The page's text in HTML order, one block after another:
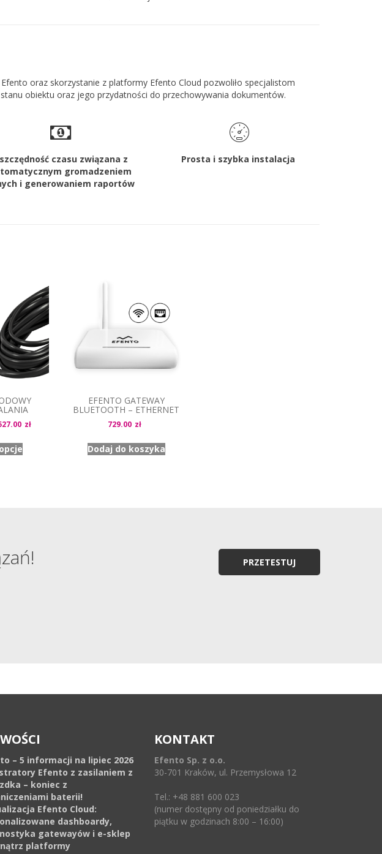
oraz skorzystanie z platformy Efento Cloud pozwoliło specjalistom
obiektu oraz jego przydatności do przechowywania dokumentów.
czasu związana z
gromadzeniem
i generowaniem raportów
Prosta i szybka instalacja
zł
EFENTO GATEWAY
BLUETOOTH – ETHERNET
729.00 zł
Dodaj do koszyka
PRZETESTUJ
– 5 informacji na lipiec 2026
Efento z zasilaniem z
– koniec z
baterii!
Efento Cloud:
dashboardy,
gatewayów i e-sklep
platformy
KONTAKT
Efento Sp. z o.o.
30-701 Kraków, ul. Przemysłowa 12
Tel.: +48 881 600 023
(numer dostępny od poniedziałku do
piątku w godzinach 8:00 – 16:00)